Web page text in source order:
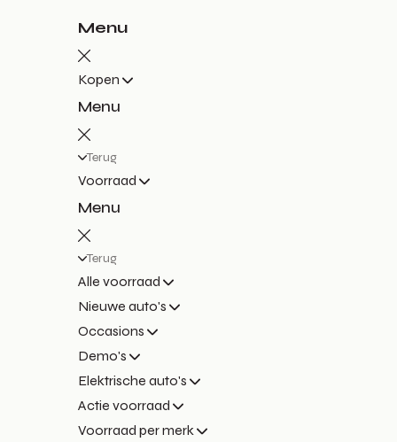
Menu
Kopen
Menu
Terug
Voorraad
Menu
Terug
Alle voorraad
Nieuwe auto's
Occasions
Demo's
Elektrische auto's
Actie voorraad
Voorraad per merk